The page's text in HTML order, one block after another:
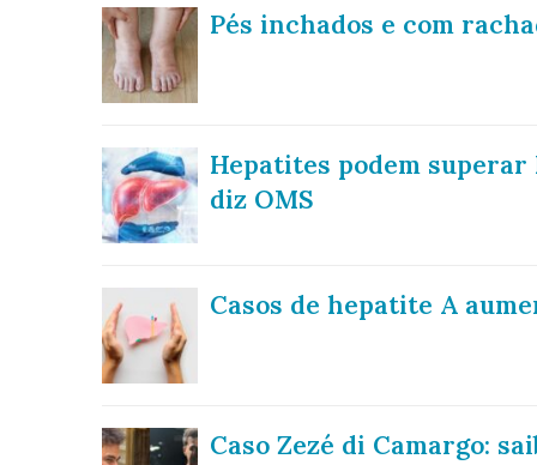
Pés inchados e com
Hepatites podem
diz OMS
Casos de hepatite A
Caso Zezé di Camargo: